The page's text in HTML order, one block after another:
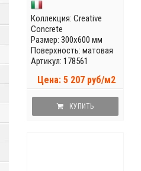
Коллекция: Creative
Concrete
Размер: 300x600 мм
Поверхность: матовая
Артикул: 178561
Цена: 5 207 руб/м2
КУПИТЬ